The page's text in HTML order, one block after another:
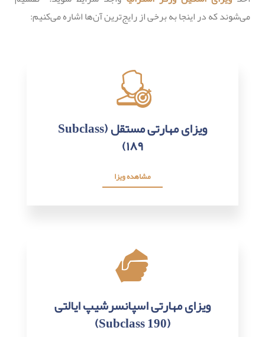
می‌شوند که در اینجا به برخی از رایج‌ترین آن‌ها اشاره می‌کنیم:
ویزای مهارتی مستقل (Subclass
۱۸۹)
مشاهده ویزا
ویزای مهارتی اسپانسرشیپ ایالتی
(Subclass 190)